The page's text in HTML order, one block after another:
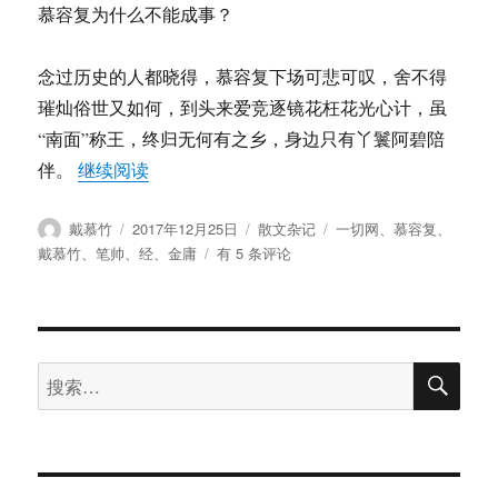
慕容复为什么不能成事？
念过历史的人都晓得，慕容复下场可悲可叹，舍不得
璀灿俗世又如何，到头来爱竞逐镜花枉花光心计，虽
“南面”称王，终归无何有之乡，身边只有丫鬟阿碧陪
伴。继续阅读“戴慕竹：经为什么难念？”
作
者
戴慕竹
发
布
2017年12月25日
分
类
散文杂记
标
一切网 、慕容复
戴慕竹 、笔帅 、经 、金庸
戴
什
难
有 5 条评论
搜
索：
搜